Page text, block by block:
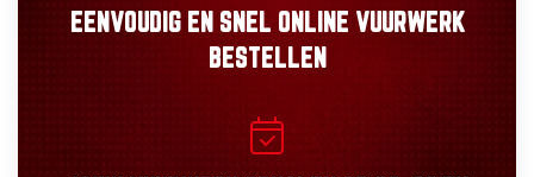
EENVOUDIGEN SNEL ONLINE VUURWERK
BESTELLEN